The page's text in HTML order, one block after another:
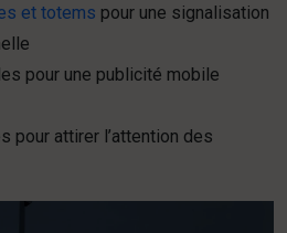
et totems pour une signalisation
pour une publicité mobile
pour attirer l’attention des